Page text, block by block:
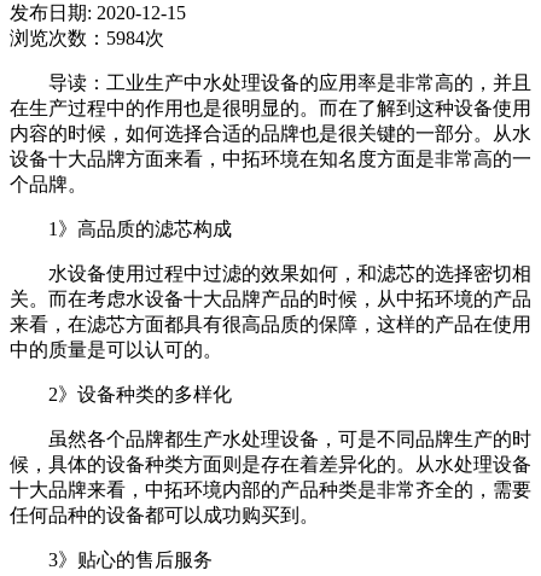
发布日期: 2020-12-15
浏览次数： 5984次
导读：工业生产中水处理设备的应用率是非常高的，并且
在生产过程中的作用也是很明显的。而在了解到这种设备使用
内容的时候，如何选择合适的品牌也是很关键的一部分。从水
设备十大品牌方面来看，中拓环境在知名度方面是非常高的一
个品牌。
1》高品质的滤芯构成
水设备使用过程中过滤的效果如何，和滤芯的选择密切相
关。而在考虑水设备十大品牌产品的时候，从中拓环境的产品
来看，在滤芯方面都具有很高品质的保障，这样的产品在使用
中的质量是可以认可的。
2》设备种类的多样化
虽然各个品牌都生产水处理设备，可是不同品牌生产的时
候，具体的设备种类方面则是存在着差异化的。从水处理设备
十大品牌来看，中拓环境内部的产品种类是非常齐全的，需要
任何品种的设备都可以成功购买到。
3》贴心的售后服务